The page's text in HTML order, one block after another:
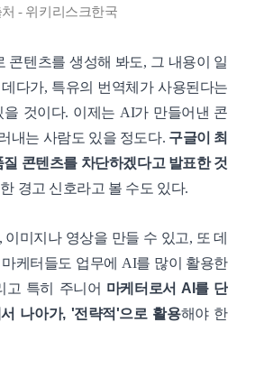
처 - 위키리스크한국
콘텐츠를 생성해 봐도, 그 내용이 일
다가, 특유의 번역체가 사용된다는
것이다. 이제는 AI가 만들어낸 콘
내는 사람도 있을 정도다. 구글이 최
콘텐츠를 차단하겠다고 발표한 것
경고 신호라고 볼 수도 있다.
미지나 영상을 만들 수 있고, 또 데
케터들도 업무에 AI를 많이 활용한
고 특히 주니어 마케터로서 AI를 단
나아가, '전략적'으로 활용해야 한